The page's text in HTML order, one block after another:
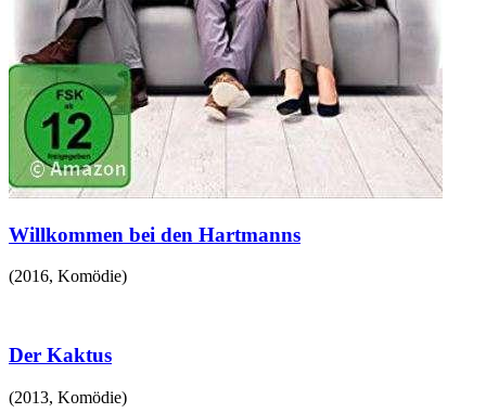
Willkommen bei den Hartmanns
(2016, Komödie)
Der Kaktus
(2013, Komödie)